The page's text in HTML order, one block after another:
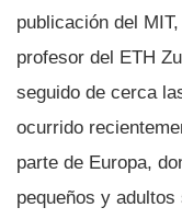
publicación del
profesor del ETH
seguido de cerca
ocurrido
parte de Europa,
pequeños y